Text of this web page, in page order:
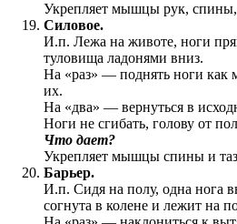
Укрепляет мышцы рук, спины,
Силовое.
И.п. Лежа на животе, ноги
туловища ладонями вниз.
На «раз» — поднять ноги
их.
На «два» — вернуться в
Ноги не сгибать, голову от
Что дает?
Укрепляет мышцы спины и
Барьер.
И.п. Сидя на полу, одна нога
согнута в колене и лежит на